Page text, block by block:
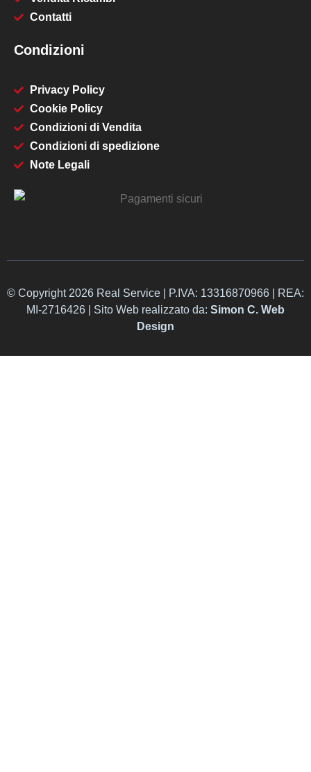
Contatti
Condizioni
Privacy Policy
Cookie Policy
Condizioni di Vendita
Condizioni di spedizione
Note Legali
© Copyright 2026 Real Service | P.IVA: 13316870966 | REA:
MI-2716426 | Sito Web realizzato da: Simon C. Web
Design